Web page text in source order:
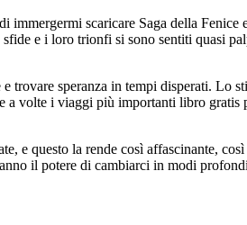
scaricare Saga della Fenice
e i loro trionfi si sono sentiti quasi
trovare speranza in tempi disperati. Lo
a volte i viaggi più importanti libro
e questo la rende così affascinante,
il potere di cambiarci in modi